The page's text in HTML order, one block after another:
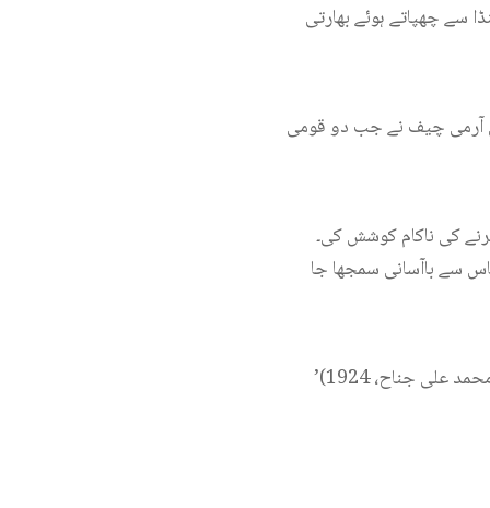
سے چھپاتے ہوئے بھارتی
آرمی چیف نے جب دو قومی
کی ناکام کوشش کی۔
سے باآسانی سمجھا جا
علی جناح، 1924)